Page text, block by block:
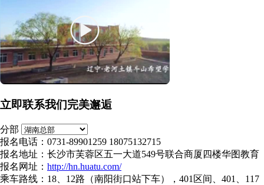
立即联系我们完美邂逅
分部
报名电话：0731-89901259 18075132715
报名地址：长沙市芙蓉区五一大道549号联合商厦四楼华图教育
报名网址： http://hn.huatu.com/
乘车路线：18、12路（南阳街口站下车），401区间、401、117